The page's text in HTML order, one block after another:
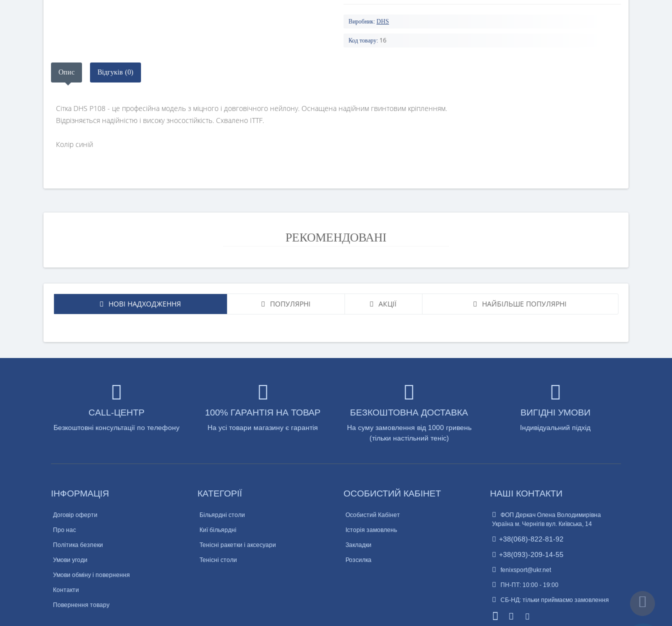
Виробник: DHS
Код товару: 16
Опис Відгуків (0)
Сітка DHS P108 - це професійна модель з міцного і довговічного нейлону. Оснащена надійним гвинтовим кріпленням.
Відрізняється надійністю і високу зносостійкість. Схвалено ITTF.
Колір синій
РЕКОМЕНДОВАНІ
НОВІ НАДХОДЖЕННЯ ПОПУЛЯРНІ АКЦІЇ НАЙБІЛЬШЕ ПОПУЛЯРНІ
CALL-ЦЕНТР
Безкоштовні консультації по телефону
100% ГАРАНТІЯ НА ТОВАР
На усі товари магазину є гарантія
БЕЗКОШТОВНА ДОСТАВКА
На суму замовлення від 1000 гривень
(тільки настільний теніс)
ВИГІДНІ УМОВИ
Індивідуальний підхід
ІНФОРМАЦІЯ
Договір оферти
Про нас
Політика безпеки
Умови угоди
Умови обміну і повернення
Контакти
Повернення товару
КАТЕГОРІЇ
Більярдні столи
Киї більярдні
Тенісні ракетки і аксесуари
Тенісні столи
ОСОБИСТИЙ КАБІНЕТ
Особистий Кабінет
Історія замовлень
Закладки
Розсилка
НАШІ КОНТАКТИ
ФОП Деркач Олена Володимирівна
Україна м. Чернігів вул. Київська, 14
+38(068)-822-81-92
+38(093)-209-14-55
fenixsport@ukr.net
ПН-ПТ: 10:00 - 19:00
СБ-НД: тільки приймаємо замовлення